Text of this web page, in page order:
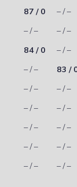
87 / 0
– / –
– / –
– / –
84 / 0
– / –
– / –
83 /
– / –
– / –
– / –
– / –
– / –
– / –
– / –
– / –
– / – – / –